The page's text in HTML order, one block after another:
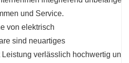
und Service.
von elektrisch
sind neuartiges
Leistung verlässlich hochwertig und